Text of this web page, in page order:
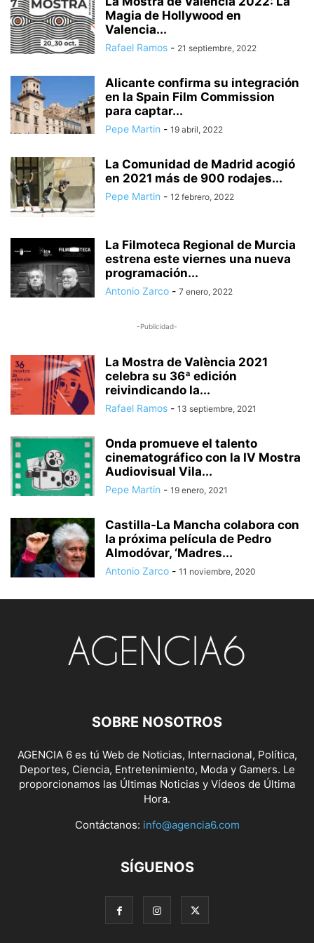
AGENDA ALICANTE FUTURA AGENDA ELECTRÓNICA AGENDA ESPAÑA
AGENDA VACACIONAL AGENTES ESPECIALIZADOS
AGRESIÓN A PAREJA HOMOSEXUAL
AGRICULTURA
AGRUPACIÓN DE TRÁFICO DE LA GUARDIA CIVIL
AGUA A PRECIOS IMPOSIBLES AGUA DESLADA AGUA EN LA LUNA
AGUAS MANANTIALES AGUAS RESIDUALES
AHORRO DEL AGUA AHORRO ENERGÉTICO ALARMA SOCIAL
Magia de Hollywood en
Valencia...
Rafael Ramos - 21 septiembre, 2022
Alicante confirma su integración
en la Spain Film Commission
para captar...
Pepe Martin - 19 abril, 2022
La Comunidad de Madrid acogió
en 2021 más de 900 rodajes...
Pepe Martin - 12 febrero, 2022
La Filmoteca Regional de Murcia
estrena este viernes una nueva
programación...
Antonio Zarco - 7 enero, 2022
-Publicidad-
La Mostra de València 2021
celebra su 36ª edición
reivindicando la...
Rafael Ramos - 13 septiembre, 2021
Onda promueve el talento
cinematográfico con la IV Mostra
Audiovisual Vila...
Pepe Martin - 19 enero, 2021
Castilla-La Mancha colabora con
la próxima película de Pedro
Almodóvar, ‘Madres...
Antonio Zarco - 11 noviembre, 2020
SOBRE NOSOTROS
AGENCIA 6 es tú Web de Noticias, Internacional, Política,
Deportes, Ciencia, Entretenimiento, Moda y Gamers. Le
proporcionamos las Últimas Noticias y Vídeos de Última
Hora.
Contáctanos: info@agencia6.com
SÍGUENOS